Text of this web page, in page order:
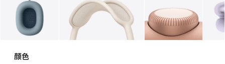
图库 1 图库 图像 图库 图像
颜色